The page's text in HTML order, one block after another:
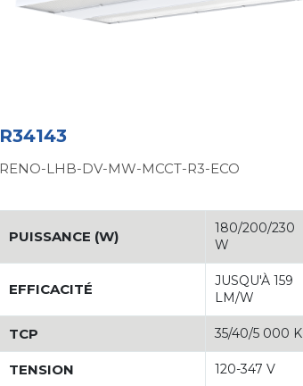
R34143
RENO-LHB-DV-MW-MCCT-R3-ECO
PUISSANCE (W)
180/200/230
W
EFFICACITÉ
JUSQU'À 159
LM/W
TCP 35/40/5 000 K
TENSION 120-347 V